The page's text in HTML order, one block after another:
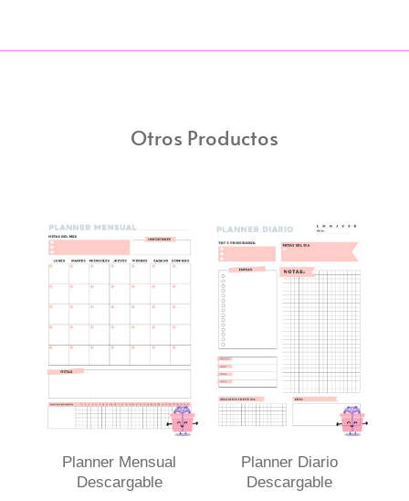
Otros Productos
Planner Mensual
Descargable
Planner Diario
Descargable